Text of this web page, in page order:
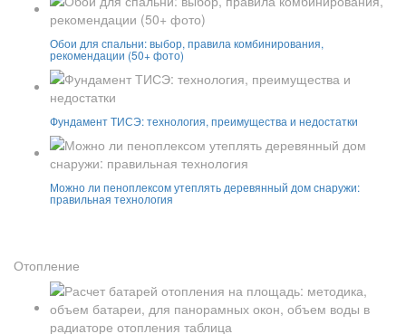
Обои для спальни: выбор, правила комбинирования,
рекомендации (50+ фото)
Фундамент ТИСЭ: технология, преимущества и недостатки
Можно ли пеноплексом утеплять деревянный дом снаружи:
правильная технология
Отопление